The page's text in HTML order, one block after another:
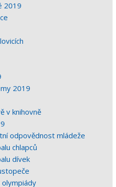
2019
2019
v knihovně
odpovědnost mládeže
chlapců
dívek